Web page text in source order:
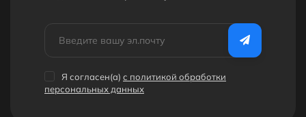
Я согласен(a) с политикой обработки
персональных данных